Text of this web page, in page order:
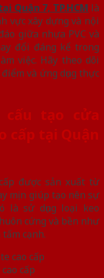
Quận 7, TP.HCM là
vực xây dựng và nội
giữa nhựa PVC và
đổi đáng kể trong
việc. Hãy theo dõi
và ứng dụng thực
tạo cửa
cấp tại Quận
được sản xuất từ
mịn giúp tạo nên sự
là sử dụng loại keo
cứng và bền như
cạnh.
cấp